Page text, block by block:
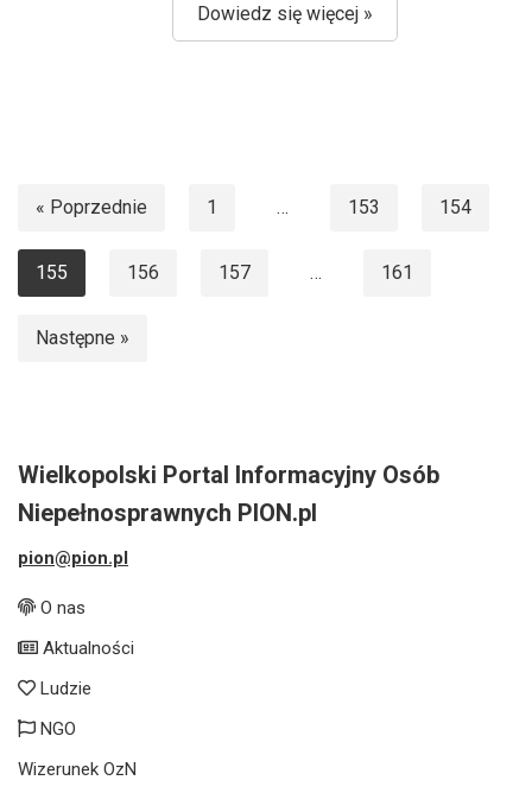
Dowiedz się więcej »
« Poprzednie 1 … 153 154
155 156 157 … 161
Następne »
Wielkopolski Portal Informacyjny Osób
Niepełnosprawnych PION.pl
pion@pion.pl
O nas
Aktualności
Ludzie
NGO
Wizerunek OzN